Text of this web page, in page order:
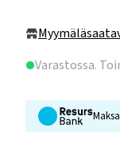
Varastossa.